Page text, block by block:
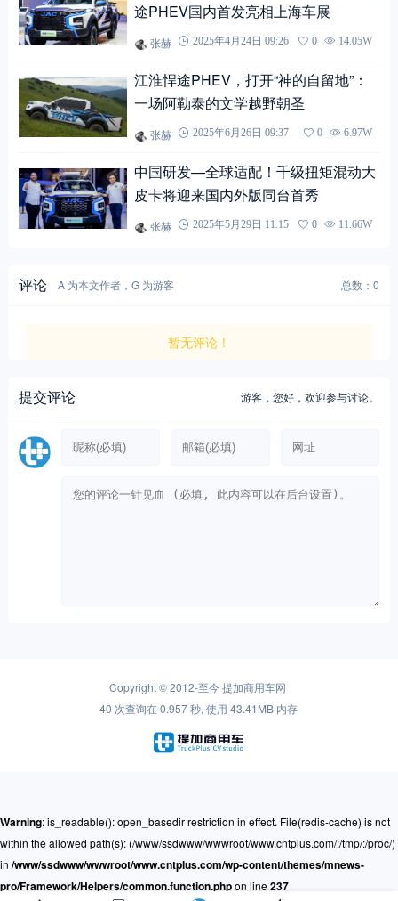
途PHEV国内首发亮相上海车展
张赫 2025年4月24日 09:26 0 14.05W
江淮悍途PHEV，打开“神的自留地”：
一场阿勒泰的文学越野朝圣
张赫 2025年6月26日 09:37 0 6.97W
中国研发—全球适配！千级扭矩混动大
皮卡将迎来国内外版同台首秀
张赫 2025年5月29日 11:15 0 11.66W
评论 A 为本文作者，G 为游客 总数：0
暂无评论！
提交评论 游客，您好，欢迎参与讨论。
Copyright © 2012-至今提加商用车网
40 次查询在 0.957 秒, 使用 43.41MB 内存
Warning: is_readable(): open_basedir restriction in effect. File(redis-cache) is not
within the allowed path(s): (/www/ssdwww/wwwroot/www.cntplus.com/:/tmp/:/proc/)
in /www/ssdwww/wwwroot/www.cntplus.com/wp-content/themes/mnews-
pro/Framework/Helpers/common.function.phpon line237